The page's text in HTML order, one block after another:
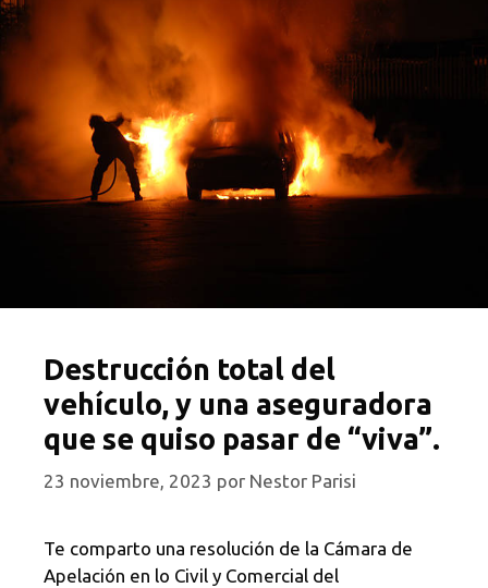
Destrucción total del
vehículo, y una aseguradora
que se quiso pasar de “viva”.
23 noviembre, 2023 por Nestor Parisi
Te comparto una resolución de la Cámara de
Apelación en lo Civil y Comercial del